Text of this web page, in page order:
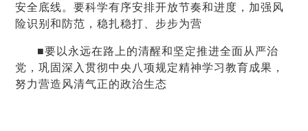
安全底线。要科学有序安排开放节奏和进度，加强风
险识别和防范，稳扎稳打、步步为营
■要以永远在路上的清醒和坚定推进全面从严治
党，巩固深入贯彻中央八项规定精神学习教育成果，
努力营造风清气正的政治生态